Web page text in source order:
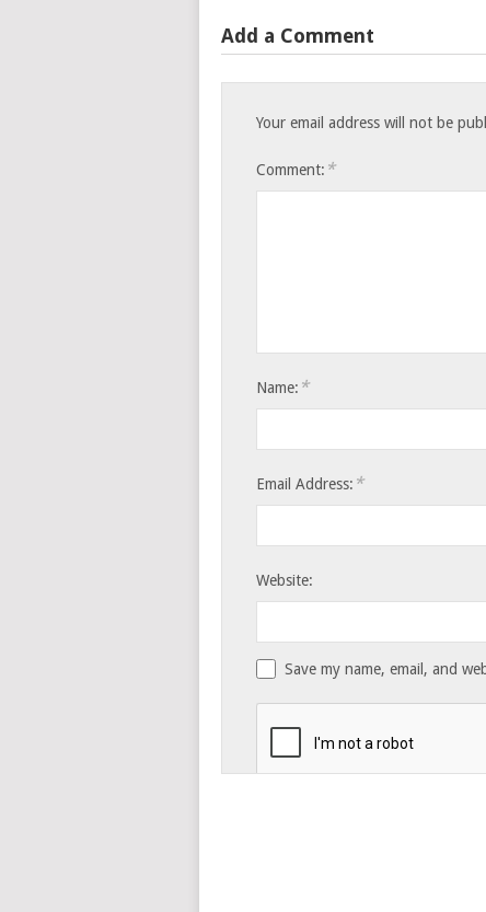
Add a Comment
Your email address will not be
Comment: *
Name: *
Email Address: *
Website:
Save my name, email, and